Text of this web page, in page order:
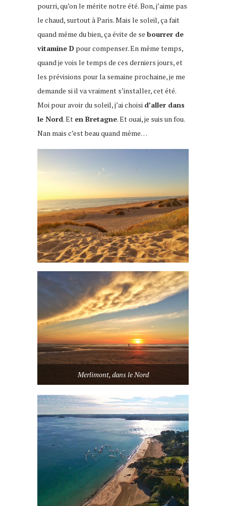
pourri, qu’on le mérite notre été. Bon, j’aime pas
le chaud, surtout à Paris. Mais le soleil, ça fait
quand même du bien, ça évite de se bourrer de
vitamine D pour compenser. En même temps,
quand je vois le temps de ces derniers jours, et
les prévisions pour la semaine prochaine, je me
demande si il va vraiment s’installer, cet été.
Moi pour avoir du soleil, j’ai choisi d’aller dans
le Nord. Et en Bretagne. Et ouai, je suis un fou.
Nan mais c’est beau quand même…
Merlimont, dans le Nord